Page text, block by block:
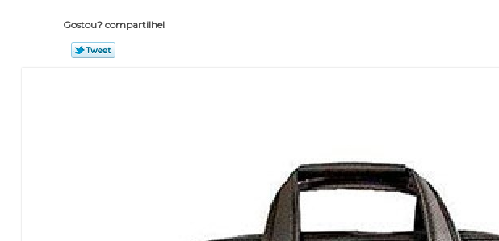
Gostou? compartilhe!